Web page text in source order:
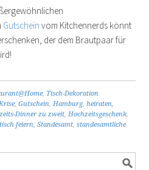
Gutschein vom Kitchennerds könnt
der dem Brautpaar für
, Tisch-Dekoration
,Gutschein,Hamburg,heiraten,
Dinner zu zweit,Hochzeitsgeschenk,
feiern,Standesamt,standesamtliche